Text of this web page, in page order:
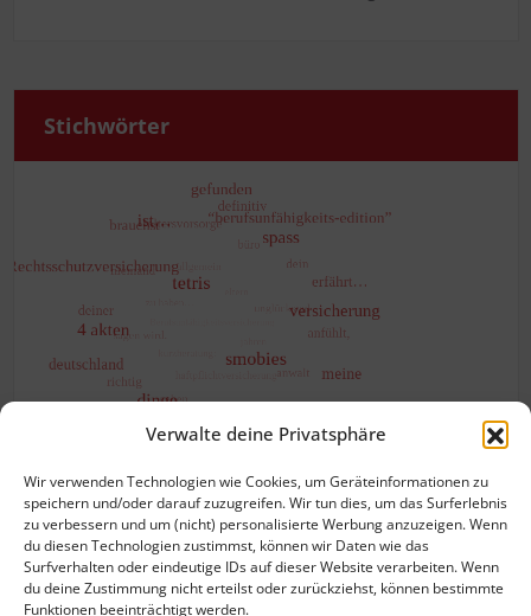
Verwalte deine Privatsphäre
Wir verwenden Technologien wie Cookies, um Geräteinformationen zu
speichern und/oder darauf zuzugreifen. Wir tun dies, um das Surferlebnis
zu verbessern und um (nicht) personalisierte Werbung anzuzeigen. Wenn
du diesen Technologien zustimmst, können wir Daten wie das
Surfverhalten oder eindeutige IDs auf dieser Website verarbeiten. Wenn
du deine Zustimmung nicht erteilst oder zurückziehst, können bestimmte
Funktionen beeinträchtigt werden.
Stich­wör­ter